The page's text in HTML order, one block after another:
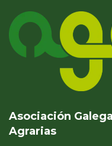
Asociación
Agrarias